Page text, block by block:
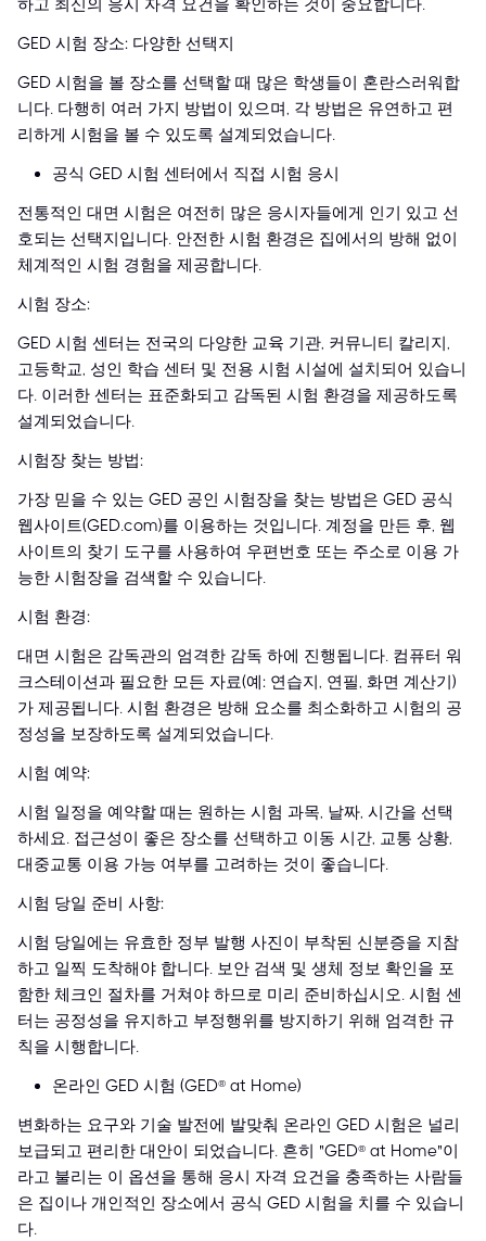
하고 최신의 응시 자격 요건을 확인하는 것이 중요합니다.
GED 시험 장소: 다양한 선택지
GED 시험을 볼 장소를 선택할 때 많은 학생들이 혼란스러워합
니다. 다행히 여러 가지 방법이 있으며, 각 방법은 유연하고 편
리하게 시험을 볼 수 있도록 설계되었습니다.
공식 GED 시험 센터에서 직접 시험 응시
전통적인 대면 시험은 여전히 많은 응시자들에게 인기 있고 선
호되는 선택지입니다. 안전한 시험 환경은 집에서의 방해 없이
체계적인 시험 경험을 제공합니다.
시험 장소:
GED 시험 센터는 전국의 다양한 교육 기관, 커뮤니티 칼리지,
고등학교, 성인 학습 센터 및 전용 시험 시설에 설치되어 있습니
다. 이러한 센터는 표준화되고 감독된 시험 환경을 제공하도록
설계되었습니다.
시험장 찾는 방법:
가장 믿을 수 있는 GED 공인 시험장을 찾는 방법은 GED 공식
웹사이트(GED.com)를 이용하는 것입니다. 계정을 만든 후, 웹
사이트의 찾기 도구를 사용하여 우편번호 또는 주소로 이용 가
능한 시험장을 검색할 수 있습니다.
시험 환경:
대면 시험은 감독관의 엄격한 감독 하에 진행됩니다. 컴퓨터 워
크스테이션과 필요한 모든 자료(예: 연습지, 연필, 화면 계산기)
가 제공됩니다. 시험 환경은 방해 요소를 최소화하고 시험의 공
정성을 보장하도록 설계되었습니다.
시험 예약:
시험 일정을 예약할 때는 원하는 시험 과목, 날짜, 시간을 선택
하세요. 접근성이 좋은 장소를 선택하고 이동 시간, 교통 상황,
대중교통 이용 가능 여부를 고려하는 것이 좋습니다.
시험 당일 준비 사항:
시험 당일에는 유효한 정부 발행 사진이 부착된 신분증을 지참
하고 일찍 도착해야 합니다. 보안 검색 및 생체 정보 확인을 포
함한 체크인 절차를 거쳐야 하므로 미리 준비하십시오. 시험 센
터는 공정성을 유지하고 부정행위를 방지하기 위해 엄격한 규
칙을 시행합니다.
온라인 GED 시험 (GED® at Home)
변화하는 요구와 기술 발전에 발맞춰 온라인 GED 시험은 널리
보급되고 편리한 대안이 되었습니다. 흔히 "GED® at Home"이
라고 불리는 이 옵션을 통해 응시 자격 요건을 충족하는 사람들
은 집이나 개인적인 장소에서 공식 GED 시험을 치를 수 있습니
다.